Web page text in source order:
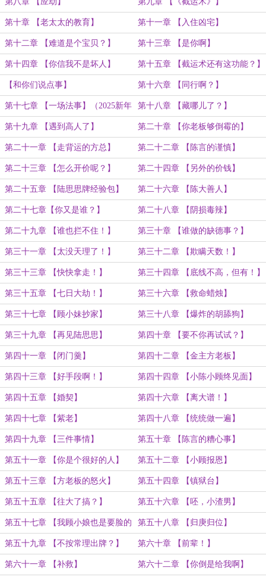
第十章 【老太太的教育】 第十一章 【入住凶宅】
第十二章 【难道是个宝贝？】 第十三章 【是你啊】
第十四章 【你信我不是坏人】 第十五章 【截运术还有这功能？】
【和你们说点事】 第十六章 【同行啊？】
第十七章 【一场法事】（2025新年
快乐！）
第十八章 【藏哪儿了？】
第十九章 【遇到高人了】 第二十章 【你老板够倒霉的】
第二十一章 【走背运的方总】 第二十二章 【陈言的谨慎】
第二十三章 【怎么开价呢？】 第二十四章 【另外的价钱】
第二十五章 【陆思思牌经验包】 第二十六章 【陈大善人】
第二十七章【你又是谁？】 第二十八章 【阴损毒辣】
第二十九章 【谁也拦不住！】 第三十章 【谁做的缺德事？】
第三十一章 【太没天理了！】 第三十二章 【欺瞒天数！】
第三十三章 【快快拿走！】 第三十四章 【底线不高，但有！】
第三十五章 【七日大劫！】 第三十六章 【救命蜡烛】
第三十七章 【顾小妹抄家】 第三十八章 【爆炸的胡舔狗】
第三十九章 【再见陆思思】 第四十章 【要不你再试试？】
第四十一章 【闭门羹】 第四十二章 【金主方老板】
第四十三章 【好手段啊！】 第四十四章 【小陈小顾终见面】
第四十五章 【婚契】 第四十六章 【离大谱！】
第四十七章 【紫老】 第四十八章 【统统做一遍】
第四十九章 【三件事情】 第五十章 【陈言的糟心事】
第五十一章 【你是个很好的人】 第五十二章 【小顾报恩】
第五十三章 【方老板的怒火】 第五十四章 【镇狱台】
第五十五章 【往大了搞？】 第五十六章 【呸，小渣男】
第五十七章 【我顾小娘也是要脸的
啊】
第五十八章 【归庚归位】
第五十九章 【不按常理出牌？】 第六十章 【前辈！】
第六十一章 【补救】 第六十二章 【你倒是给我啊】